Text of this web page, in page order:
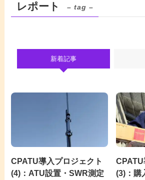
レポート – tag –
新着記事
CPATU導入プロジェクト
(4)：ATU設置・SWR測定
CPATU
(3)：購